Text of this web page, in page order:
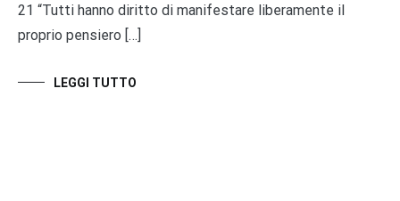
21 “Tutti hanno diritto di manifestare liberamente il
proprio pensiero […]
LEGGI TUTTO